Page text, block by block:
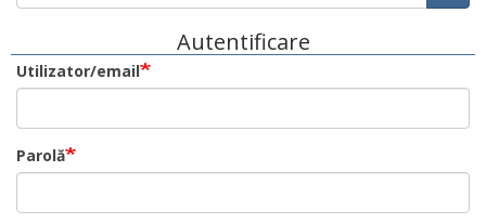
Autentificare
Utilizator/email
Parolă